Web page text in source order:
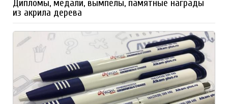
Дипломы, медали, вымпелы, памятные награды
из акрила дерева